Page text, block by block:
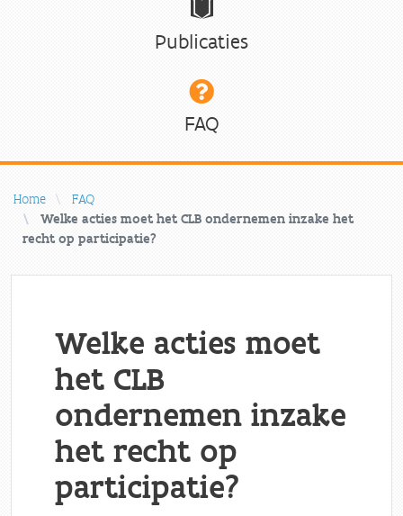
Publicaties
FAQ
Home
FAQ
Welke acties moet het CLB ondernemen inzake het
recht op participatie?
Welke acties moet
het CLB
ondernemen inzake
het recht op
participatie?